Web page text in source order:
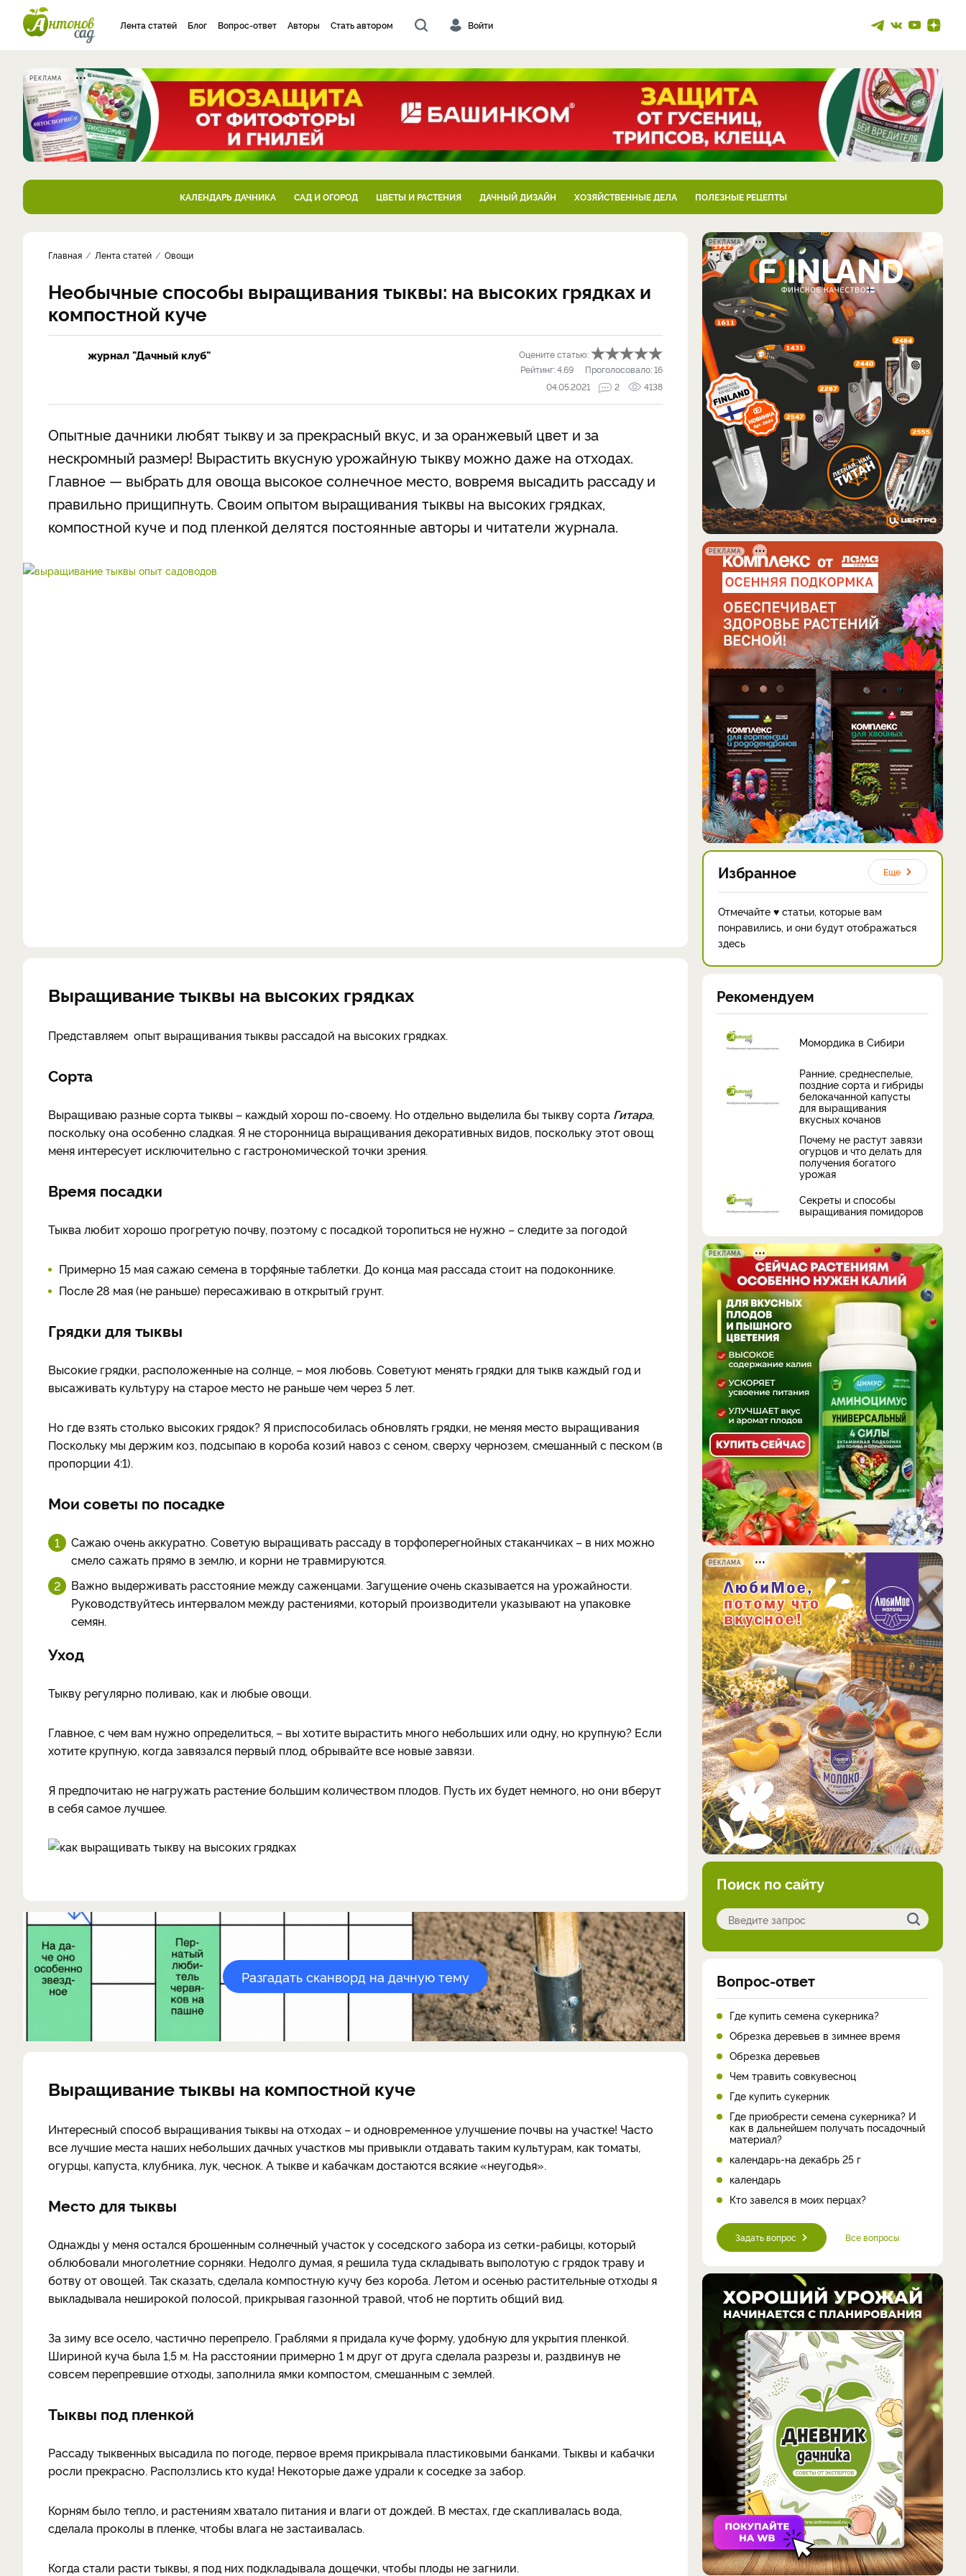
Лента статей Блог Вопрос-ответ Авторы Стать автором Войти
РЕКЛАМА
КАЛЕНДАРЬ ДАЧНИКА САД И ОГОРОД ЦВЕТЫ И РАСТЕНИЯ ДАЧНЫЙ ДИЗАЙН ХОЗЯЙСТВЕННЫЕ ДЕЛА ПОЛЕЗНЫЕ РЕЦЕПТЫ
Главная Лента статей Овощи
Необычные способы выращивания тыквы: на высоких грядках и
компостной куче
журнал "Дачный клуб"
Оцените статью:
Рейтинг:4.69 Проголосовало:16
04.05.2021
2 4138
Опытные дачники любят тыкву и за прекрасный вкус, и за оранжевый цвет и за
нескромный размер! Вырастить вкусную урожайную тыкву можно даже на отходах.
Главное — выбрать для овоща высокое солнечное место, вовремя высадить рассаду и
правильно прищипнуть. Своим опытом выращивания тыквы на высоких грядках,
компостной куче и под пленкой делятся постоянные авторы и читатели журнала.
Выращивание тыквы на высоких грядках
Представляем опыт выращивания тыквы рассадой на высоких грядках.
Сорта
Выращиваю разные сорта тыквы – каждый хорош по-своему. Но отдельно выделила бы тыкву сорта Гитара,
поскольку она особенно сладкая. Я не сторонница выращивания декоративных видов, поскольку этот овощ
меня интересует исключительно с гастрономической точки зрения.
Время посадки
Тыква любит хорошо прогретую почву, поэтому с посадкой торопиться не нужно – следите за погодой
Примерно 15 мая сажаю семена в торфяные таблетки. До конца мая рассада стоит на подоконнике.
После 28 мая (не раньше) пересаживаю в открытый грунт.
Грядки для тыквы
Высокие грядки, расположенные на солнце, – моя любовь. Советуют менять грядки для тыкв каждый год и
высаживать культуру на старое место не раньше чем через 5 лет.
Но где взять столько высоких грядок? Я приспособилась обновлять грядки, не меняя место выращивания
Поскольку мы держим коз, подсыпаю в короба козий навоз с сеном, сверху чернозем, смешанный с песком (в
пропорции 4:1).
Мои советы по посадке
Сажаю очень аккуратно. Советую выращивать рассаду в торфоперегнойных стаканчиках – в них можно
смело сажать прямо в землю, и корни не травмируются.
Важно выдерживать расстояние между саженцами. Загущение очень сказывается на урожайности.
Руководствуйтесь интервалом между растениями, который производители указывают на упаковке
семян.
Уход
Тыкву регулярно поливаю, как и любые овощи.
Главное, с чем вам нужно определиться, – вы хотите вырастить много небольших или одну, но крупную? Если
хотите крупную, когда завязался первый плод, обрывайте все новые завязи.
Я предпочитаю не нагружать растение большим количеством плодов. Пусть их будет немного, но они вберут
в себя самое лучшее.
Разгадать сканворд на дачную тему
Выращивание тыквы на компостной куче
Интересный способ выращивания тыквы на отходах – и одновременное улучшение почвы на участке! Часто
все лучшие места наших небольших дачных участков мы привыкли отдавать таким культурам, как томаты,
огурцы, капуста, клубника, лук, чеснок. А тыкве и кабачкам достаются всякие «неугодья».
Место для тыквы
Однажды у меня остался брошенным солнечный участок у соседского забора из сетки-рабицы, который
облюбовали многолетние сорняки. Недолго думая, я решила туда складывать выполотую с грядок траву и
ботву от овощей. Так сказать, сделала компостную кучу без короба. Летом и осенью растительные отходы я
выкладывала неширокой полосой, прикрывая газонной травой, чтоб не портить общий вид.
За зиму все осело, частично перепрело. Граблями я придала куче форму, удобную для укрытия пленкой.
Шириной куча была 1,5 м. На расстоянии примерно 1 м друг от друга сделала разрезы и, раздвинув не
совсем перепревшие отходы, заполнила ямки компостом, смешанным с землей.
Тыквы под пленкой
Рассаду тыквенных высадила по погоде, первое время прикрывала пластиковыми банками. Тыквы и кабачки
росли прекрасно. Расползлись кто куда! Некоторые даже удрали к соседке за забор.
Корням было тепло, и растениям хватало питания и влаги от дождей. В местах, где скапливалась вода,
сделала проколы в пленке, чтобы влага не застаивалась.
Когда стали расти тыквы, я под них подкладывала дощечки, чтобы плоды не загнили.
РЕКЛАМА
РЕКЛАМА
Избранное Еще
Отмечайте ♥ статьи, которые вам
понравились, и они будут отображаться
здесь
Рекомендуем
Момордика в Сибири
Ранние, среднеспелые,
поздние сорта и гибриды
белокачанной капусты
для выращивания
вкусных кочанов
Почему не растут завязи
огурцов и что делать для
получения богатого
урожая
Секреты и способы
выращивания помидоров
РЕКЛАМА
РЕКЛАМА
Поиск по сайту
Вопрос-ответ
Где купить семена сукерника?
Обрезка деревьев в зимнее время
Обрезка деревьев
Чем травить совкувесноц
Где купить сукерник
Где приобрести семена сукерника? И
как в дальнейшем получать посадочный
материал?
календарь-на декабрь 25 г
календарь
Кто завелся в моих перцах?
Задать вопрос Все вопросы